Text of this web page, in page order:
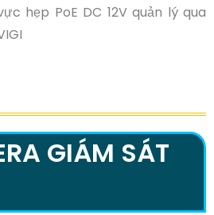
hẹp PoE DC 12V quản lý qua
GIÁM SÁT